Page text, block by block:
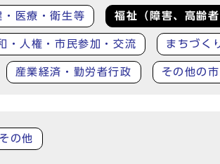
・医療・衛生等 福祉（障害、高齢
・人権・市民参加・交流 まちづく
産業経済・勤労者行政 その他の
その他